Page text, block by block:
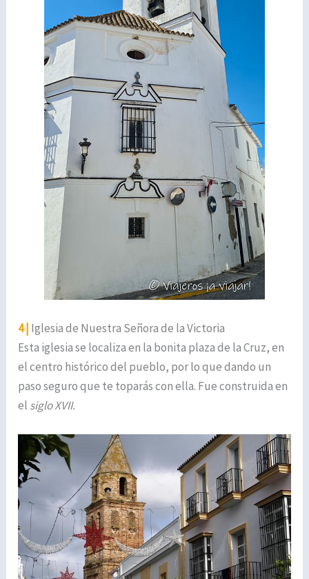
4 | Iglesia de Nuestra Señora de la Victoria
Esta iglesia se localiza en la bonita plaza de la Cruz, en
el centro histórico del pueblo, por lo que dando un
paso seguro que te toparás con ella. Fue construida en
el siglo XVII.